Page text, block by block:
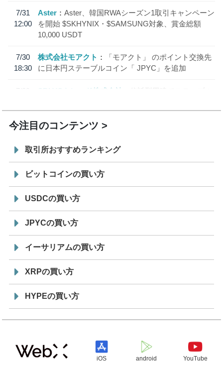
7/31
12:00
Aster
Aster、韓国RWAシーズン1取引キャンペーン
を開始 $SKHYNIX・$SAMSUNG対象、賞金総額
10,000 USDT
7/30
18:30
株式会社モアクト
「モアクト」 のポイント交換先
に日本円ステーブルコイン「 JPYC」を追加
7/29
SBI VCトレード株式会社
信託型円建てステーブル
今注目のコンテンツ
取引所おすすめランキング
ビットコインの買い方
USDCの買い方
JPYCの買い方
イーサリアムの買い方
XRPの買い方
HYPEの買い方
iOS android YouTube